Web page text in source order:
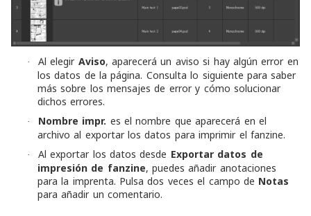
· Al elegir Aviso, aparecerá un aviso si hay algún error en
los datos de la página. Consulta lo siguiente para saber
más sobre los mensajes de error y cómo solucionar
dichos errores.
· Nombre impr. es el nombre que aparecerá en el
archivo al exportar los datos para imprimir el fanzine.
· Al exportar los datos desde Exportar datos de
impresión de fanzine, puedes añadir anotaciones
para la imprenta. Pulsa dos veces el campo de Notas
para añadir un comentario.